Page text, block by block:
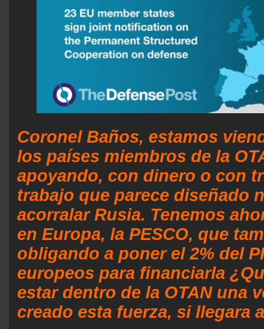
Coronel Baños, estamos
los países miembros de la
apoyando, con dinero o con
trabajo que parece diseñado
acorralar Rusia. Tenemos
en Europa, la PESCO, que
obligando a poner el 2% del
europeos para financiarla
estar dentro de la OTAN una
creado esta fuerza, si llegara